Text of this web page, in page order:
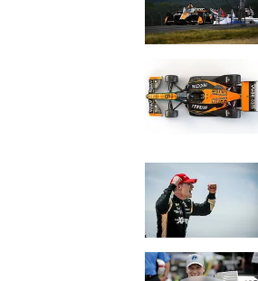
MOTOGP